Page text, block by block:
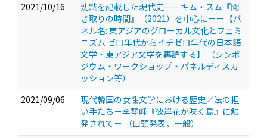
2021/10/16
沈黙を記載した現代史ーーキム・スム『聞
き取りの時間』（2021）を中心にーー【パ
ネル名: 東アジアのグローカル文化とフェミ
ニズム ゼロ年代からイチゼロ年代の日本語
文学・東アジア文学を再読する】
（シンポ
ジウム・ワークショップ・パネルディスカ
ッション等）
2021/09/06
現代韓国の女性文学における歴史／法の担
い手たち－李琴峰『彼岸花が咲く島』に触
発されて－
（口頭発表，一般）